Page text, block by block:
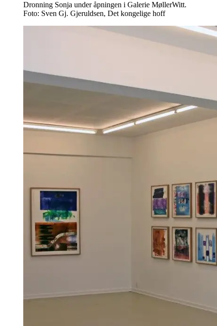
Dronning Sonja under åpningen i Galerie MøllerWitt.
Foto: Sven Gj. Gjeruldsen, Det kongelige hoff